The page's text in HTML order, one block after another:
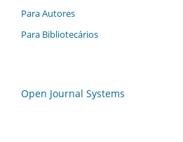
Para Autores
Para Bibliotecários
Open Journal Systems